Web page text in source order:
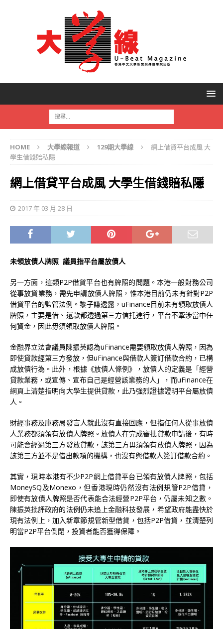
HOME 大學線報道 129期大學線
網上借貸平台成風 大
學生借錢賠私隱
網上借貸平台成風 大學生借錢賠私隱
2017 年 03 月 28 日
未領放債人牌照 議員指平台屬放債人
另一方面，這類P2P借貸平台也有牌照的問題。本港一般財務公司
從事放貸業務，需先申請放債人牌照，惟本港目前仍未有針對P2P
借貸平台的監管法例。黎子謙透露，uFinance目前未有領取放債人
牌照，主要是借、還款都透過第三方信托進行，平台不牽涉當中任
何資金，因此毋須領取放債人牌照。
金融界立法會議員陳振英認為uFinance需要領取放債人牌照，因為
即使貸款經第三方發放，但uFinance與借款人簽訂借款合約，已構
成放債行為。此外，根據《放債人條例》，放債人的定義是「經營
貸款業務，或宣傳、宣布自己是經營該業務的人」，而uFinance在
網頁上清楚指明向大學生提供貸款，此乃強烈證據證明平台屬放債
人。
財經事務及庫務局發言人就此沒有直接回應，但指任何人從事放債
人業務都須領有放債人牌照。放債人在完成審批貸款申請後，有時
可能會經過第三方發放貸款，該第三方毋須領有放債人牌照，因為
該第三方並不是借出款項的機構，也沒有與借款人簽訂借款合約。
其實，現時本港有不少P2P網上借貸平台已領有放債人牌照，包括
MoneySQ及Monexo，但香港現時仍然沒有法例規管P2P借貸，
即使有放債人牌照是否代表能合法經營P2P平台，仍屬未知之數。
陳振英批評政府的法例仍未追上金融科技發展，希望政府能盡快於
現有法例上，加入新章節規管新型借貸，包括P2P借貸，並清楚列
明當P2P平台倒閉，投資者能否獲得保障。